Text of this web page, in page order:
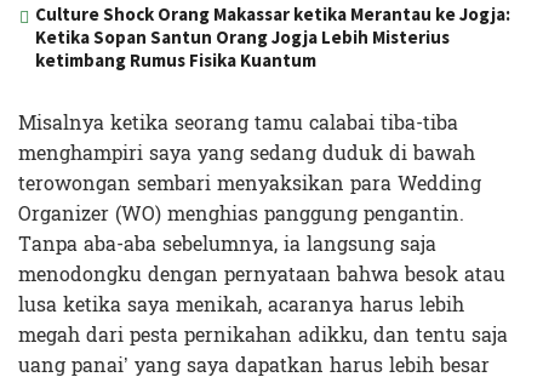
Culture Shock Orang Makassar ketika Merantau ke Jogja:
Ketika Sopan Santun Orang Jogja Lebih Misterius
ketimbang Rumus Fisika Kuantum
Misalnya ketika seorang tamu calabai tiba-tiba
menghampiri saya yang sedang duduk di bawah
terowongan sembari menyaksikan para Wedding
Organizer (WO) menghias panggung pengantin.
Tanpa aba-aba sebelumnya, ia langsung saja
menodongku dengan pernyataan bahwa besok atau
lusa ketika saya menikah, acaranya harus lebih
megah dari pesta pernikahan adikku, dan tentu saja
uang panai’ yang saya dapatkan harus lebih besar